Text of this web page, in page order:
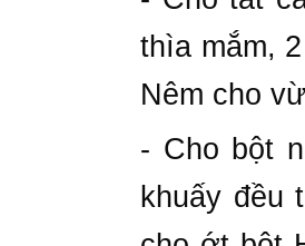
thìa mắm,
Nêm cho
- Cho bột
khuấy đều